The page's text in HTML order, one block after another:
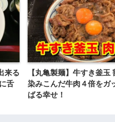
来る
舌
【丸亀製麺】牛すき釜玉
染みこんだ牛肉４倍をガ
ばる幸せ！